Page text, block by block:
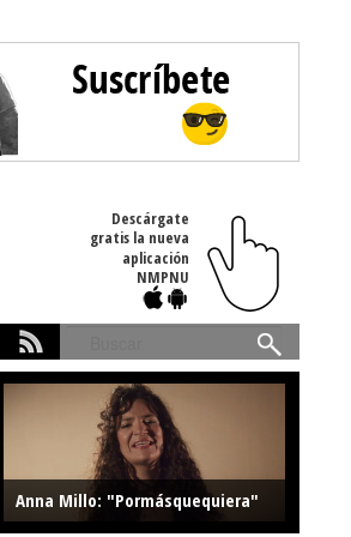
Descárgate
gratis la nueva
aplicación
NMPNU
Buscar
Anna Millo: "Pormásquequiera"